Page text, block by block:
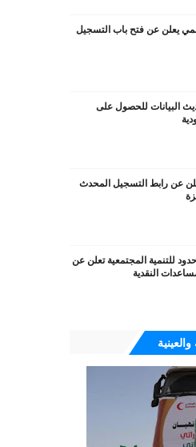
يعلن عن فتح باب التسجيل
البيانات للحصول على
عن رابط التسجيل المحدث
للتنمية المجتمعية تعلن عن
النقدية